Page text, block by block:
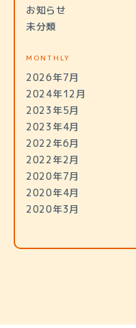
お知らせ
未分類
MONTHLY
2026年7月
2024年12月
2023年5月
2023年4月
2022年6月
2022年2月
2020年7月
2020年4月
2020年3月